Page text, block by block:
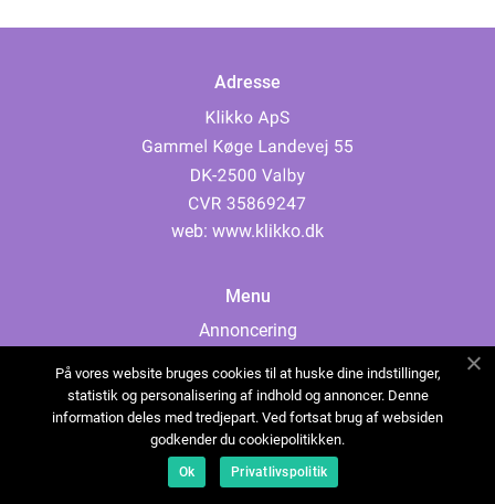
Adresse
web: www.klikko.dk
Menu
Annoncering
Cookies
Kontakt os
Sitemap
På vores website bruges cookies til at huske dine indstillinger,
statistik og personalisering af indhold og annoncer. Denne
information deles med tredjepart. Ved fortsat brug af websiden
godkender du cookiepolitikken.
Ok Privatlivspolitik